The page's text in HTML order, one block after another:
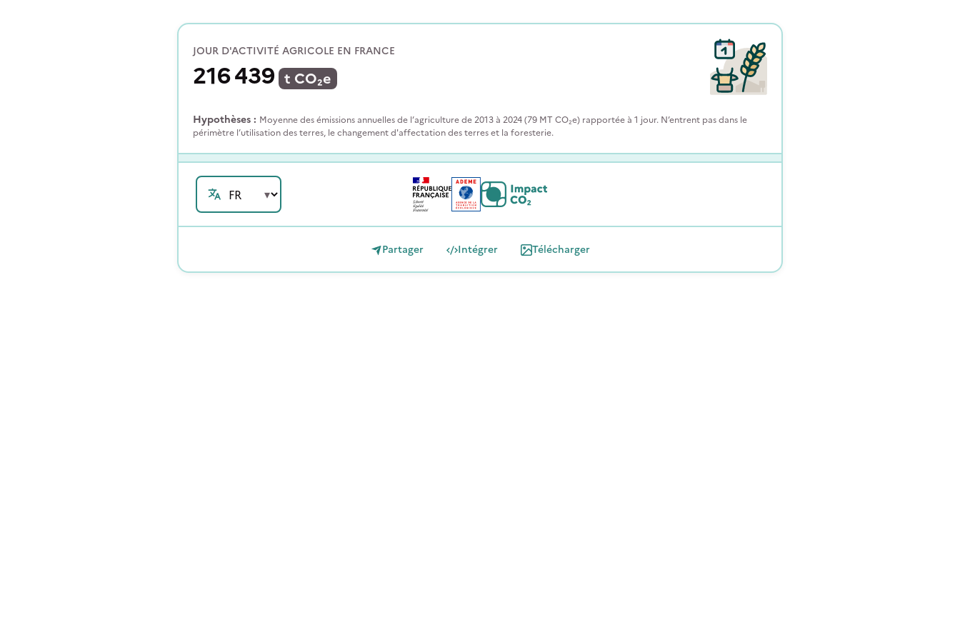
JOUR D'ACTIVITÉ AGRICOLE EN FRANCE
216 439 t CO₂e
Hypothèses : Moyenne des émissions annuelles de l’agriculture de 2013 à 2024 (79 MT CO₂e) rapportée à 1 jour. N’entrent pas dans le
périmètre l’utilisation des terres, le changement d'affectation des terres et la foresterie.
Partager Intégrer Télécharger